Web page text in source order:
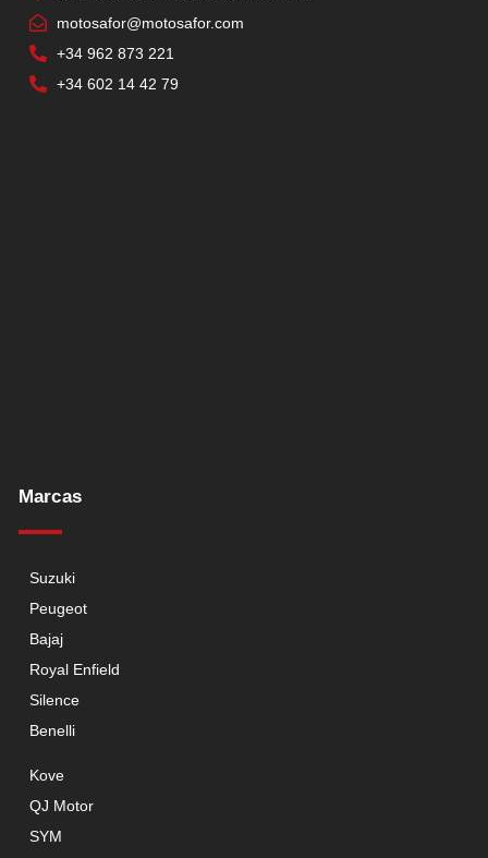
motosafor@motosafor.com
+34 962 873 221
+34 602 14 42 79
Marcas
Suzuki
Peugeot
Bajaj
Royal Enfield
Silence
Benelli
Kove
QJ Motor
SYM